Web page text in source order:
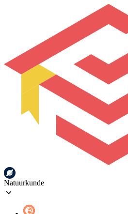
Natuurkunde